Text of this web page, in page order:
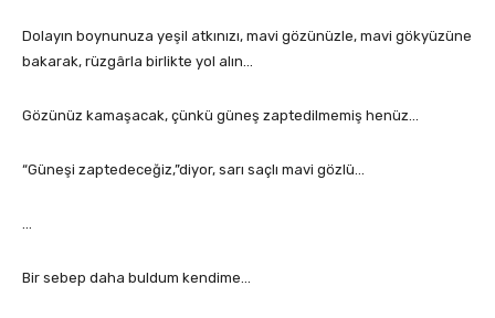
Dolayın boynunuza yeşil atkınızı, mavi gözünüzle, mavi gökyüzüne
bakarak, rüzgârla birlikte yol alın…
Gözünüz kamaşacak, çünkü güneş zaptedilmemiş henüz…
“Güneşi zaptedeceğiz,”diyor, sarı saçlı mavi gözlü…
…
Bir sebep daha buldum kendime…